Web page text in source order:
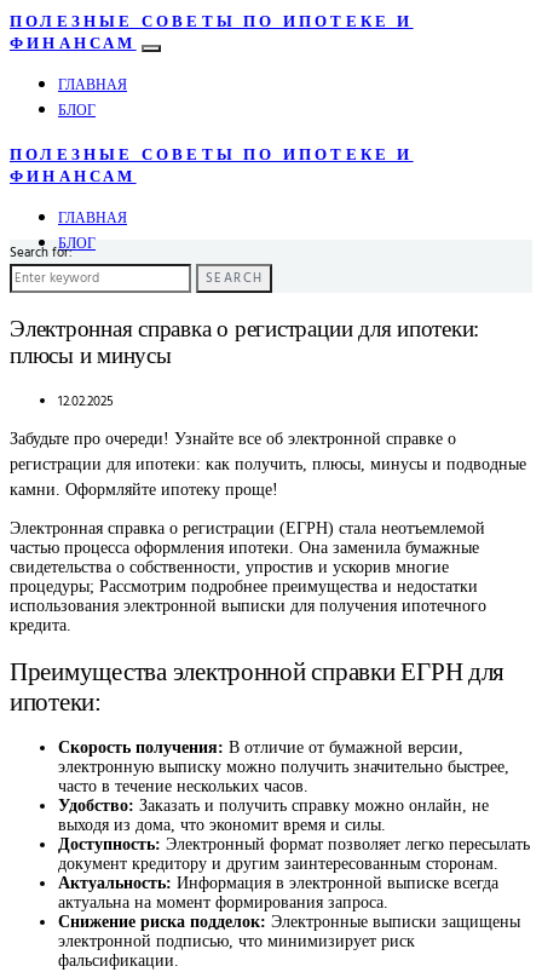
ПОЛЕЗНЫЕ СОВЕТЫ ПО ИПОТЕКЕ И
ФИНАНСАМ
ГЛАВНАЯ
БЛОГ
ПОЛЕЗНЫЕ СОВЕТЫ ПО ИПОТЕКЕ И
ФИНАНСАМ
ГЛАВНАЯ
БЛОГ
Search for:
SEARCH
Электронная справка о регистрации для ипотеки:
плюсы и минусы
12.02.2025
Забудьте про очереди! Узнайте все об электронной справке о
регистрации для ипотеки: как получить, плюсы, минусы и подводные
камни. Оформляйте ипотеку проще!
Электронная справка о регистрации (ЕГРН) стала неотъемлемой
частью процесса оформления ипотеки. Она заменила бумажные
свидетельства о собственности, упростив и ускорив многие
процедуры; Рассмотрим подробнее преимущества и недостатки
использования электронной выписки для получения ипотечного
кредита.
Преимущества электронной справки ЕГРН для
ипотеки:
Скорость получения: В отличие от бумажной версии,
электронную выписку можно получить значительно быстрее,
часто в течение нескольких часов.
Удобство: Заказать и получить справку можно онлайн, не
выходя из дома, что экономит время и силы.
Доступность: Электронный формат позволяет легко пересылать
документ кредитору и другим заинтересованным сторонам.
Актуальность: Информация в электронной выписке всегда
актуальна на момент формирования запроса.
Снижение риска подделок: Электронные выписки защищены
электронной подписью, что минимизирует риск
фальсификации.